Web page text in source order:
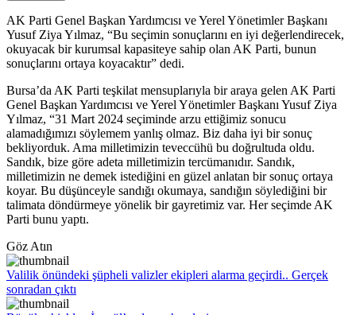
AK Parti Genel Başkan Yardımcısı ve Yerel Yönetimler Başkanı
Yusuf Ziya Yılmaz, “Bu seçimin sonuçlarını en iyi değerlendirecek,
okuyacak bir kurumsal kapasiteye sahip olan AK Parti, bunun
sonuçlarını ortaya koyacaktır” dedi.
Bursa’da AK Parti teşkilat mensuplarıyla bir araya gelen AK Parti
Genel Başkan Yardımcısı ve Yerel Yönetimler Başkanı Yusuf Ziya
Yılmaz, “31 Mart 2024 seçiminde arzu ettiğimiz sonucu
alamadığımızı söylemem yanlış olmaz. Biz daha iyi bir sonuç
bekliyorduk. Ama milletimizin teveccühü bu doğrultuda oldu.
Sandık, bize göre adeta milletimizin tercümanıdır. Sandık,
milletimizin ne demek istediğini en güzel anlatan bir sonuç ortaya
koyar. Bu düşünceyle sandığı okumaya, sandığın söylediğini bir
talimata döndürmeye yönelik bir gayretimiz var. Her seçimde AK
Parti bunu yaptı.
Göz Atın
Valilik önündeki şüpheli valizler ekipleri alarma geçirdi.. Gerçek
sonradan çıktı